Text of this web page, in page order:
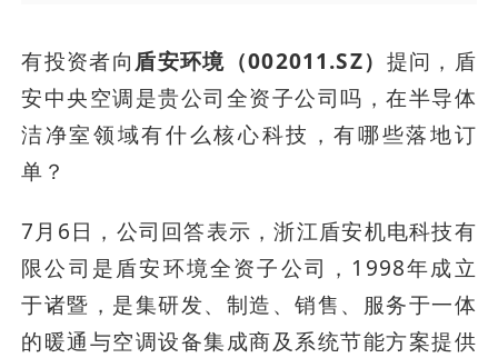
有投资者向盾安环境（002011.SZ） 提问，盾
安中央空调是贵公司全资子公司吗，在半导体
洁净室领域有什么核心科技，有哪些落地订
单？
7月6日，公司回答表示，浙江盾安机电科技有
限公司是盾安环境全资子公司，1998年成立
于诸暨，是集研发、制造、销售、服务于一体
的暖通与空调设备集成商及系统节能方案提供